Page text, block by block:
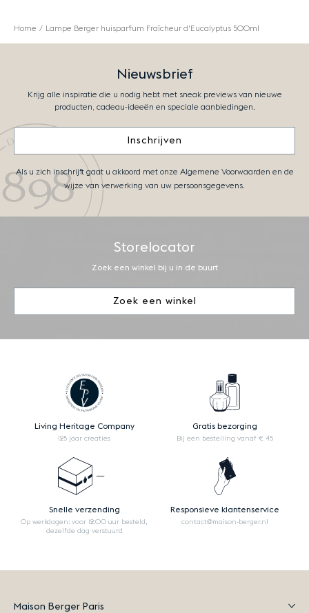
Home Lampe Berger huisparfum Fraîcheur d'Eucalyptus 500ml
Nieuwsbrief
Krijg alle inspiratie die u nodig hebt met sneak previews van nieuwe
producten, cadeau-ideeën en speciale aanbiedingen.
Inschrijven
Als u zich inschrijft gaat u akkoord met onze Algemene Voorwaarden en de
wijze van verwerking van uw persoonsgegevens.
Storelocator
Zoek een winkel bij u in de buurt
Zoek een winkel
Living Heritage Company
125 jaar creaties
Gratis bezorging
Bij een bestelling vanaf € 45
Snelle verzending
Op werkdagen: voor 12:00 uur besteld,
dezelfde dag verstuurd
Responsieve klantenservice
contact@maison-berger.nl
Maison Berger Paris